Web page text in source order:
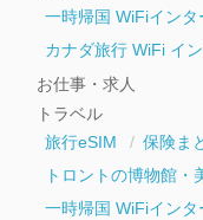
一時帰国 WiFiインタ
カナダ旅行 WiFi イ
お仕事・求人
トラベル
旅行eSIM
保険ま
トロントの博物館・
一時帰国 WiFiインタ